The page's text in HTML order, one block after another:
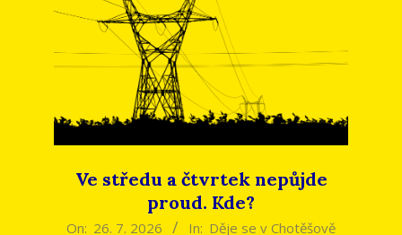
Ve středu a čtvrtek nepůjde
proud. Kde?
2026-
On: 26. 7. 2026 In: Děje se v Chotěšově